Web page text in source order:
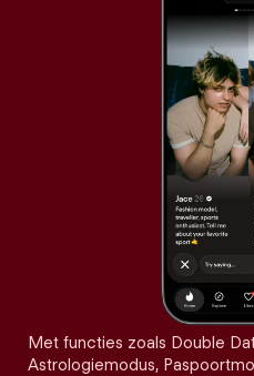
Met functies zoals Double
Astrologiemodus,